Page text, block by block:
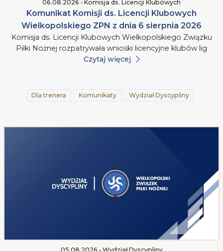
06.08.2026 • Komisja ds. Licencji Klubowych
Komunikat Komisji ds. Licencji Klubowych
Wielkopolskiego ZPN z dnia 6 sierpnia 2026
Komisja ds. Licencji Klubowych Wielkopolskiego Związku
Piłki Nożnej rozpatrywała wnioski licencyjne klubów lig
Czytaj więcej
Dla trenera Komunikaty Wydział Dyscypliny